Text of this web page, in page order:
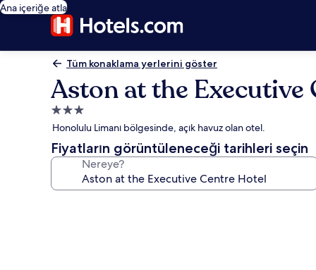
Ana içeriğe atla
Tüm konaklama yerlerini göster
Aston at the Executive
3.0
yıldızlı
konaklama
yeri
Honolulu Limanı bölgesinde, açık havuz olan otel.
Fiyatların görüntüleneceği tarihleri seçin
Nereye?